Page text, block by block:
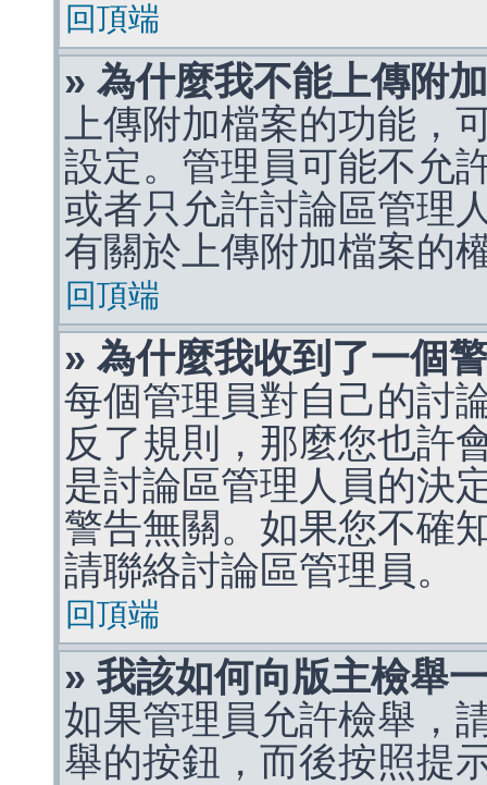
回頂端
» 為什麼我不能上傳附
上傳附加檔案的功能，
設定。管理員可能不允
或者只允許討論區管理
有關於上傳附加檔案的
回頂端
» 為什麼我收到了一個
每個管理員對自己的討
反了規則，那麼您也許
是討論區管理人員的決
警告無關。如果您不確
請聯絡討論區管理員。
回頂端
» 我該如何向版主檢舉
如果管理員允許檢舉，
舉的按鈕，而後按照提